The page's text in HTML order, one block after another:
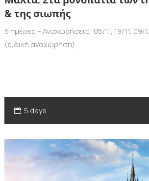
& της σιωπής
5 ημέρες – Αναχωρήσεις: 05/11, 19/11, 09/
(ειδική αναχώρηση)
5 days